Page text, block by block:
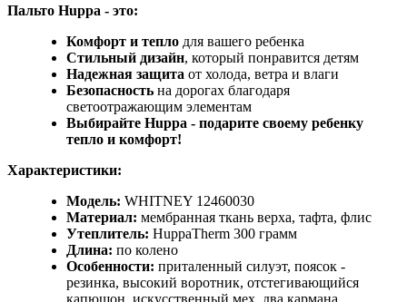
Пальто Huppa - это:
Комфорт и тепло для вашего ребенка
Стильный дизайн, который понравится детям
Надежная защита от холода, ветра и влаги
Безопасность на дорогах благодаря
светоотражающим элементам
Выбирайте Huppa - подарите своему ребенку
тепло и комфорт!
Характеристики:
Модель: WHITNEY 12460030
Материал: мембранная ткань верха, тафта, флис
Утеплитель: HuppaTherm 300 грамм
Длина: по колено
Особенности: приталенный силуэт, поясок -
резинка, высокий воротник, отстегивающийся
капюшон, искусственный мех, два кармана,